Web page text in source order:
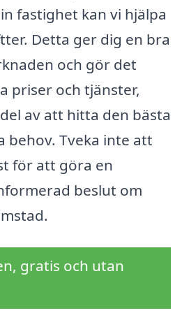
fastighet kan vi hjälpa
Detta ger dig en bra
och gör det
priser och tjänster,
av att hitta den bästa
behov. Tveka inte att
för att göra en
beslut om
gratis och utan